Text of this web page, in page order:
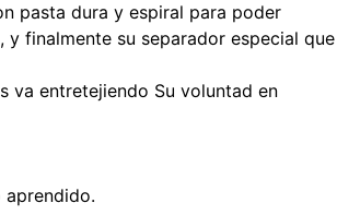
pasta dura y espiral para poder
finalmente su separador especial que
va entretejiendo Su voluntad en